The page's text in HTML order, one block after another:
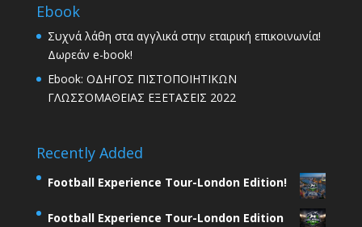
Ebook
Συχνά λάθη στα αγγλικά στην εταιρική επικοινωνία!
Δωρεάν e-book!
Ebook: ΟΔΗΓΟΣ ΠΙΣΤΟΠΟΙΗΤΙΚΩΝ
ΓΛΩΣΣΟΜΑΘΕΙΑΣ ΕΞΕΤΑΣΕΙΣ 2022
Recently Added
Football Experience Tour-London Edition!
Football Experience Tour-London Edition